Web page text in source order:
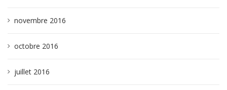
novembre 2016
octobre 2016
juillet 2016